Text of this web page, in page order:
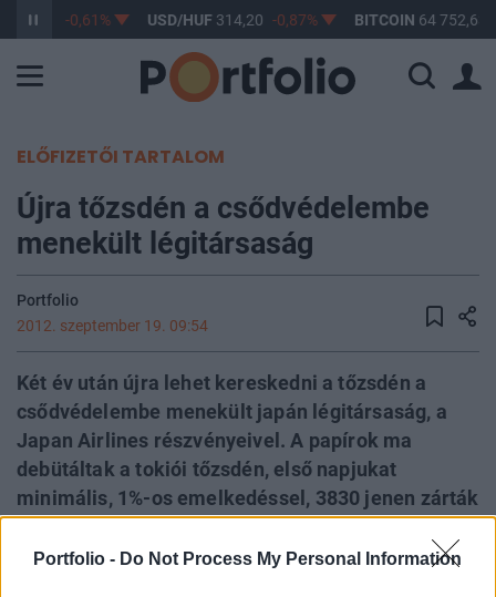
Portfolio - Do Not Process My Personal Information
363,17 -0,61% USD/HUF 314,20 -0,87% BITCOIN 64 752,63
ELŐFIZETŐI TARTALOM
Újra tőzsdén a csődvédelembe
menekült légitársaság
Portfolio
2012. szeptember 19. 09:54
Két év után újra lehet kereskedni a tőzsdén a
csődvédelembe menekült japán légitársaság, a
Japan Airlines részvényeivel. A papírok ma
debütáltak a tokiói tőzsdén, első napjukat
minimális, 1%-os emelkedéssel, 3830 jenen zárták
részvénykibocsátása az év második legnagyobb